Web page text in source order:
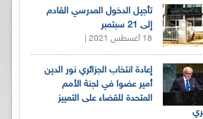
تأجيل الدخول المدرسي القادم
إلى 21 سبتمبر
18 أغسطس 2021 |
إعادة انتخاب الجزائري نور الدين
أمير عضوا في لجنة الأمم
المتحدة للقضاء على التمييز